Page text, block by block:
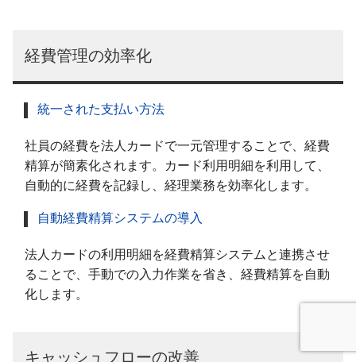
経費管理の効率化
統一された支払い方法
社員の経費を法人カードで一元管理することで、経費
精算が簡素化されます。カード利用明細を利用して、
自動的に経費を記録し、経理業務を効率化します。
自動経費精算システムの導入
法人カードの利用明細を経費精算システムと連携させ
ることで、手動での入力作業を省き、経費精算を自動
化します。
キャッシュフローの改善